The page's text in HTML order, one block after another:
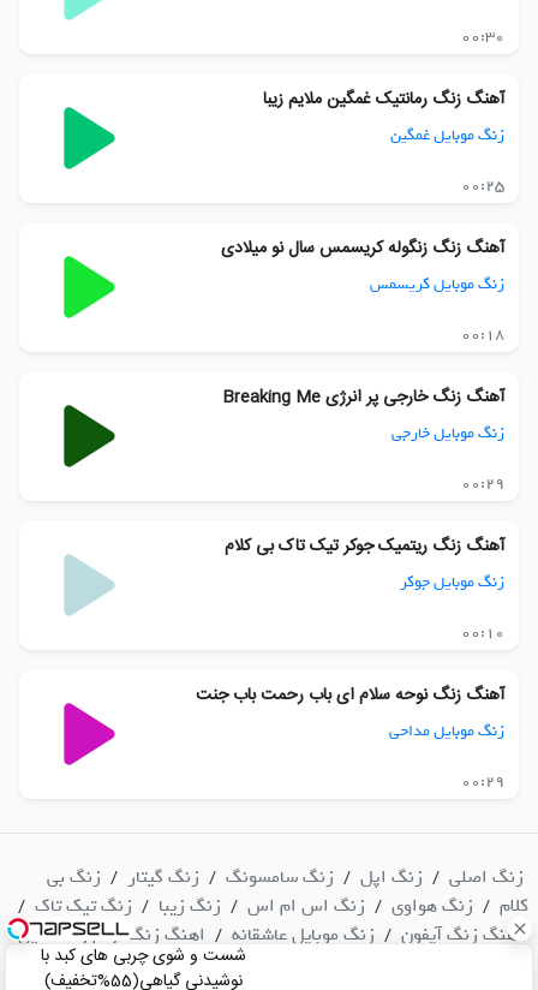
شست و شوی چربی های کبد با
نوشیدنی گیاهی(55%تخفیف)
00:30
آهنگ زنگ رمانتیک غمگین ملایم زیبا
زنگ موبایل غمگین
00:25
آهنگ زنگ زنگوله کریسمس سال نو میلادی
زنگ موبایل کریسمس
00:18
آهنگ زنگ خارجی پر انرژی Breaking Me
زنگ موبایل خارجی
00:29
آهنگ زنگ ریتمیک جوکر تیک تاک بی کلام
زنگ موبایل جوکر
00:10
آهنگ زنگ نوحه سلام ای باب رحمت باب جنت
زنگ موبایل مداحی
00:29
زنگ اصلی / زنگ اپل / زنگ سامسونگ / زنگ گیتار / زنگ بی
کلام / زنگ هواوی / زنگ اس ام اس / زنگ زیبا / زنگ تیک تاک /
آهنگ زنگ آیفون / زنگ موبایل عاشقانه / اهنگ زنگ ارام و دلنشین